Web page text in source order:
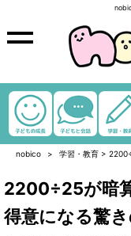
nobico 学習・教育 >
2200÷25が暗
得意になる驚